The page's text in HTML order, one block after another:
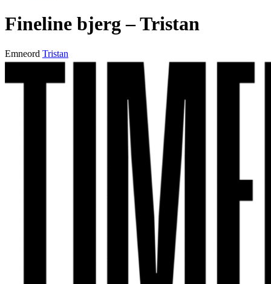
Fineline bjerg – Tristan
Emneord Tristan